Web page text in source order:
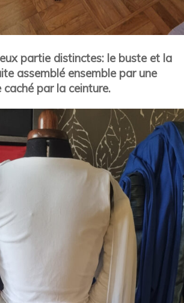
partie distinctes: le buste et la
assemblé ensemble par une
par la ceinture.